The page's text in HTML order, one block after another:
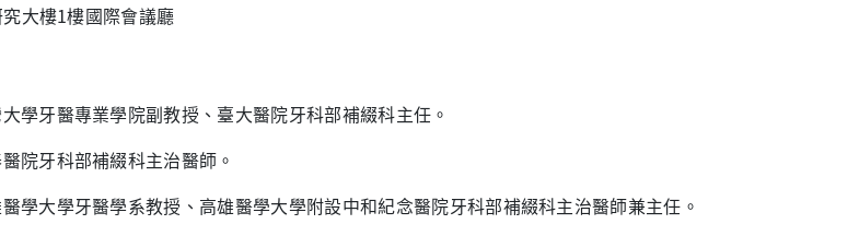
大樓1樓國際會議廳
學牙醫專業學院副教授、臺大醫院牙科部補綴科主任。
院牙科部補綴科主治醫師。
學大學牙醫學系教授、高雄醫學大學附設中和紀念醫院牙科部補綴科主治醫師兼主任。